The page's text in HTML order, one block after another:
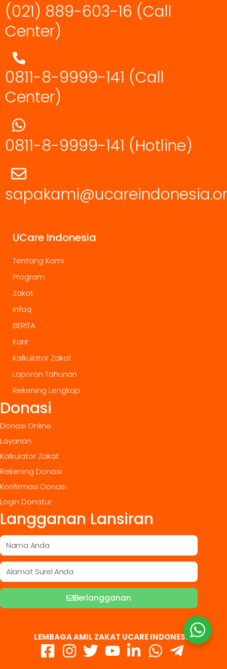
(021) 889-603-16 (Call
Center)
0811-8-9999-141 (Call
Center)
0811-8-9999-141 (Hotline)
UCare Indonesia
Tentang Kami
Program
Zakat
Infaq
BERITA
Karir
Kalkulator Zakat
Laporan Tahunan
Rekening Lengkap
Donasi
Donasi Online
Layanan
Kalkulator Zakat
Rekening Donasi
Konfirmasi Donasi
Login Donatur
Langganan Lansiran
Berlangganan
LEMBAGA AMIL ZAKAT UCARE INDONESIA